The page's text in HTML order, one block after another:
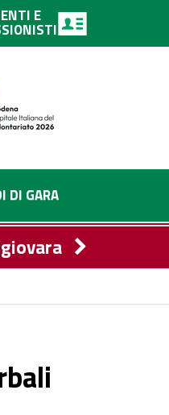
E
DI GARA